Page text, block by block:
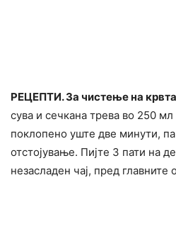
РЕЦЕПТИ. За чистење на
сува и сечкана трева во 250
поклопено уште две минути,
отстојување. Пијте 3 пати на
незасладен чај, пред главните